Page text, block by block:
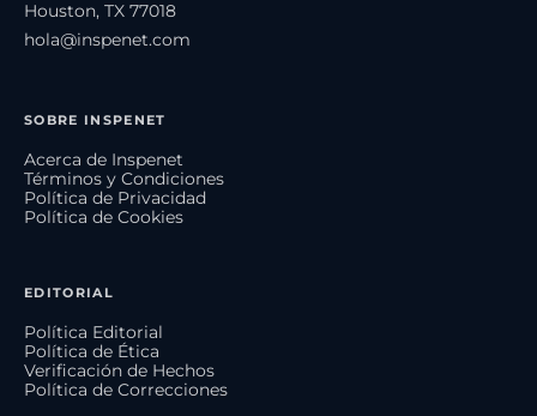
Houston, TX 77018
hola@inspenet.com
SOBRE INSPENET
Acerca de Inspenet
Términos y Condiciones
Política de Privacidad
Política de Cookies
EDITORIAL
Política Editorial
Política de Ética
Verificación de Hechos
Política de Correcciones